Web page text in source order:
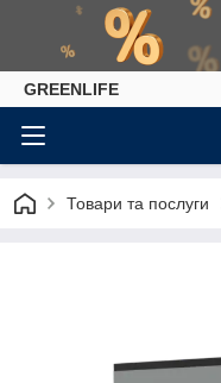
GREENLIFE
Товари та послуги